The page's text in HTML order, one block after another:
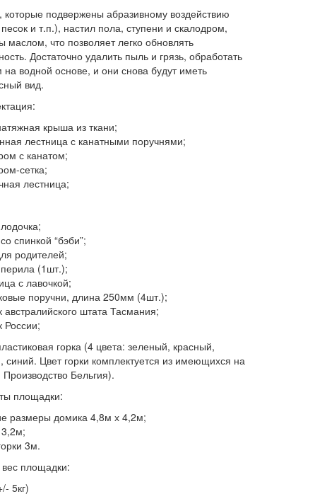
которые подвержены абразивному воздействию
и т.п.), настил пола, ступени и скалодром,
маслом, что позволяет легко обновлять
Достаточно удалить пыль и грязь, обработать
водной основе, и они снова будут иметь
вид.
крыша из ткани;
лестница с канатными поручнями;
с канатом;
сетка;
лестница;
спинкой “бэби”;
родителей;
(1шт.);
с лавочкой;
поручни, длина 250мм (4шт.);
штата Тасмания;
горка (4 цвета: зеленый, красный,
синий. Цвет горки комплектуется из имеющихся на
Производство Бельгия).
площадки:
размеры домика 4,8м х 4,2м;
3м.
площадки:
5кг)